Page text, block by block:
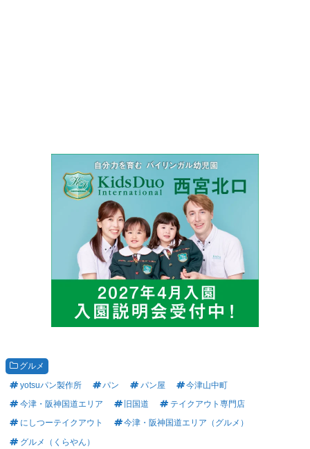
グルメ
yotsuパン製作所
パン パン屋
今津山中町
今津・阪神国道エリア
旧国道
テイクアウト専門店
にしつーテイクアウト
今津・阪神国道エリア（グルメ）
グルメ（くらやん）